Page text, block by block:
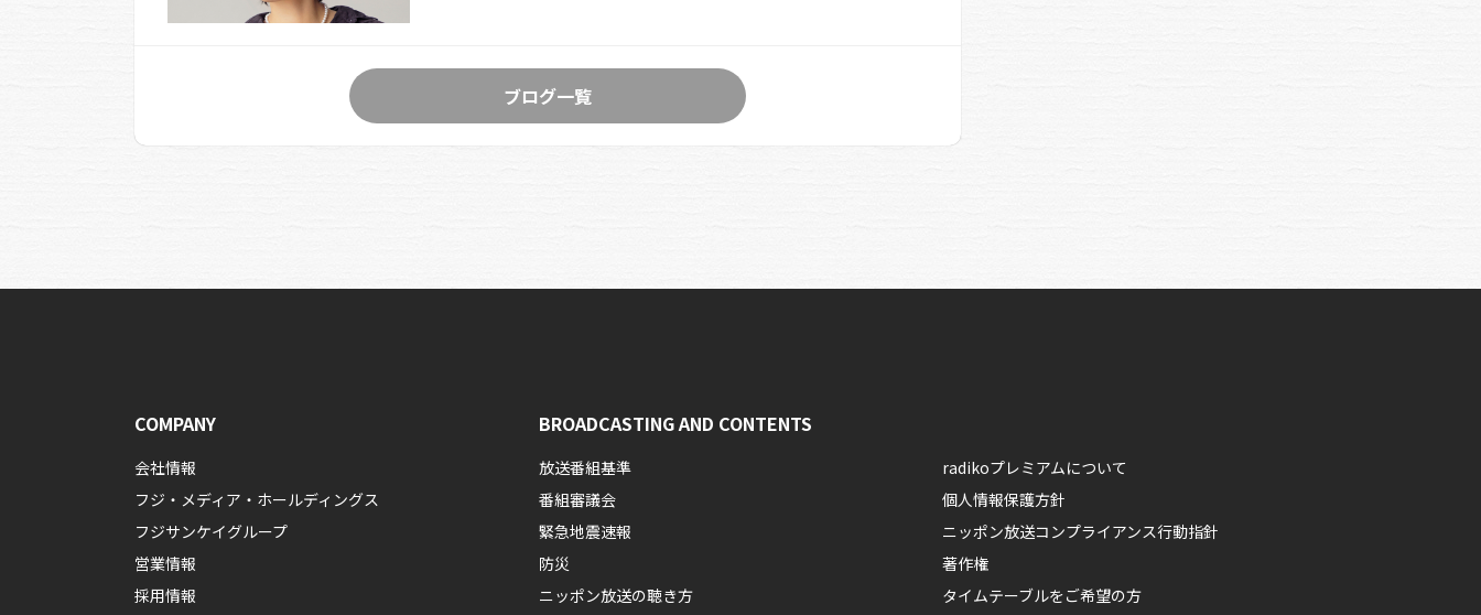
ブログ一覧
COMPANY
会社情報
フジ・メディア・ホールディングス
フジサンケイグループ
営業情報
採用情報
BROADCASTING AND CONTENTS
放送番組基準
番組審議会
緊急地震速報
防災
ニッポン放送の聴き方
radikoプレミアムについて
個人情報保護方針
ニッポン放送コンプライアンス行動指針
著作権
タイムテーブルをご希望の方